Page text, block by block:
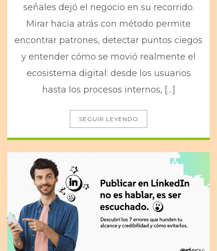
señales dejó el negocio en su recorrido.
Mirar hacia atrás con método permite
encontrar patrones, detectar puntos ciegos
y entender cómo se movió realmente el
ecosistema digital: desde los usuarios
hasta los procesos internos, […]
SEGUIR LEYENDO